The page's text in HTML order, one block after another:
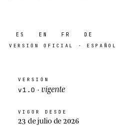
ES EN FR
DE
VERSIÓN OFICIAL · ESPAÑOL
VERSIÓN
v1.0 · vigente
VIGOR DESDE
23 de julio de 2026